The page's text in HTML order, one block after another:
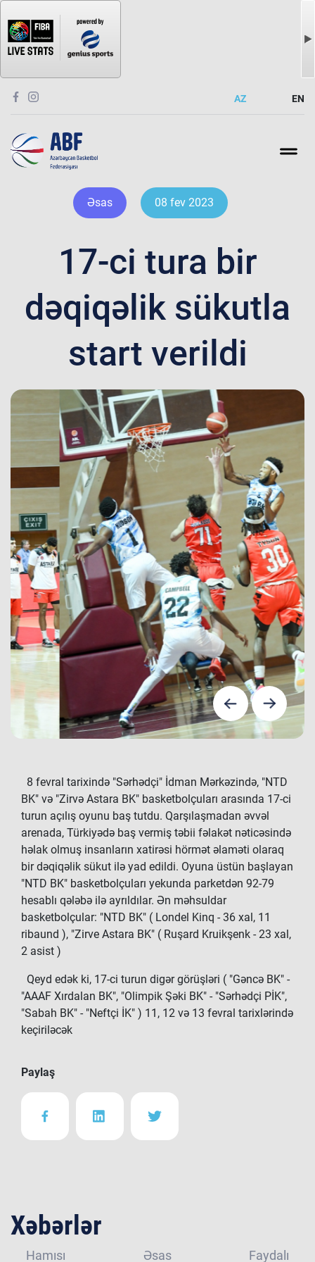
AZ EN
Əsas 08 fev 2023
17-ci tura bir
dəqiqəlik sükutla
start verildi
8 fevral tarixində "Sərhədçi" İdman Mərkəzində, "NTD
BK" və "Zirvə Astara BK" basketbolçuları arasında 17-ci
turun açılış oyunu baş tutdu. Qarşılaşmadan əvvəl
arenada, Türkiyədə baş vermiş təbii fəlakət nəticəsində
həlak olmuş insanların xatirəsi hörmət əlaməti olaraq
bir dəqiqəlik sükut ilə yad edildi. Oyuna üstün başlayan
"NTD BK" basketbolçuları yekunda parketdən 92-79
hesablı qələbə ilə ayrıldılar. Ən məhsuldar
basketbolçular: "NTD BK" ( Londel Kinq - 36 xal, 11
ribaund ), "Zirve Astara BK" ( Ruşard Kruikşenk - 23 xal,
2 asist )
Qeyd edək ki, 17-ci turun digər görüşləri ( "Gəncə BK" -
"AAAF Xırdalan BK", "Olimpik Şəki BK" - "Sərhədçi PİK",
"Sabah BK" - "Neftçi İK" ) 11, 12 və 13 fevral tarixlərində
keçiriləcək
Paylaş
Xəbərlər
Hamısı Əsas Faydalı